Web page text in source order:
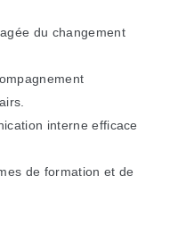
du changement
interne efficace
de formation et de